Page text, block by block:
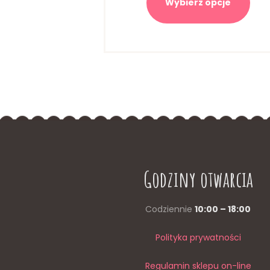
ma
Godziny otwarcia
Codziennie10:00 – 18:00
Polityka prywatności
Regulamin sklepu on-line